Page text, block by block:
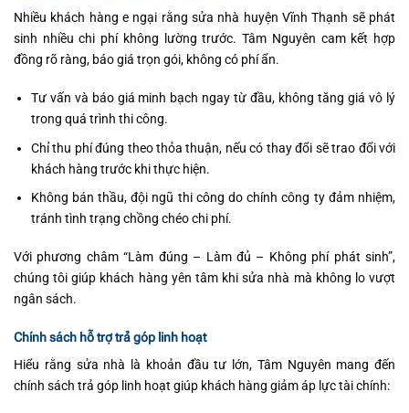
Nhiều khách hàng e ngại rằng sửa nhà huyện Vĩnh Thạnh sẽ phát
sinh nhiều chi phí không lường trước. Tâm Nguyên cam kết hợp
đồng rõ ràng, báo giá trọn gói, không có phí ẩn.
Tư vấn và báo giá minh bạch ngay từ đầu, không tăng giá vô lý
trong quá trình thi công.
Chỉ thu phí đúng theo thỏa thuận, nếu có thay đổi sẽ trao đổi với
khách hàng trước khi thực hiện.
Không bán thầu, đội ngũ thi công do chính công ty đảm nhiệm,
tránh tình trạng chồng chéo chi phí.
Với phương châm “Làm đúng – Làm đủ – Không phí phát sinh”,
chúng tôi giúp khách hàng yên tâm khi sửa nhà mà không lo vượt
ngân sách.
Chính sách hỗ trợ trả góp linh hoạt
Hiểu rằng sửa nhà là khoản đầu tư lớn, Tâm Nguyên mang đến
chính sách trả góp linh hoạt giúp khách hàng giảm áp lực tài chính: